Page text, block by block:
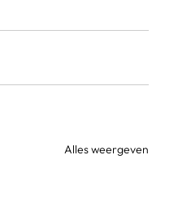
Alles weergeven